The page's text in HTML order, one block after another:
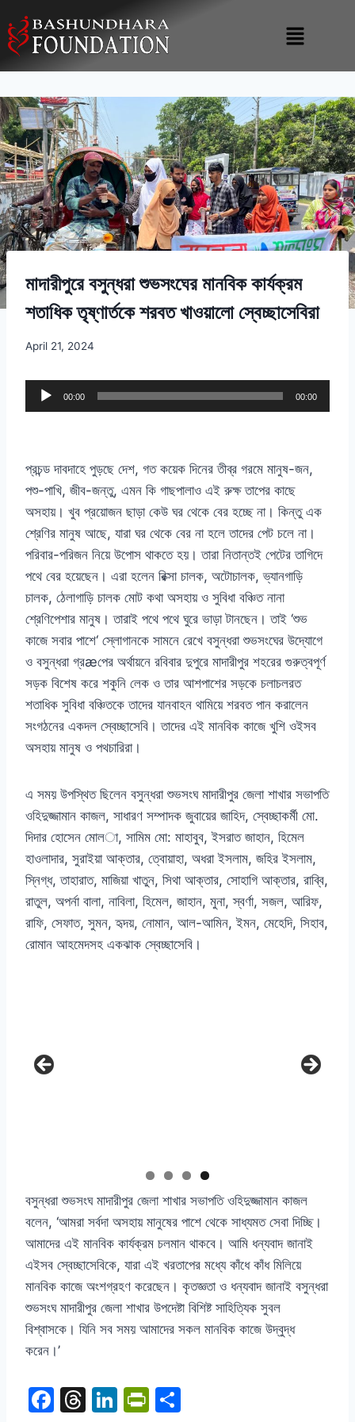
মাদারীপুরে বসুন্ধরা শুভসংঘের মানবিক কার্যক্রম
শতাধিক তৃষ্ণার্তকে শরবত খাওয়ালো স্বেচ্ছাসেবিরা
April 21, 2024
u
o
P
l
a
y
e
r
00:00 00:00
প্রচন্ড দাবদাহে পুড়ছে দেশ, গত কয়েক দিনের তীব্র গরমে মানুষ-জন,
পশু-পাখি, জীব-জন্তু, এমন কি গাছপালাও এই রুক্ষ তাপের কাছে
অসহায়। খুব প্রয়োজন ছাড়া কেউ ঘর থেকে বের হচ্ছে না। কিন্তু এক
শ্রেণির মানুষ আছে, যারা ঘর থেকে বের না হলে তাদের পেট চলে না।
পরিবার-পরিজন নিয়ে উপোস থাকতে হয়। তারা নিতান্তই পেটের তাগিদে
পথে বের হয়েছেন। এরা হলেন রিক্সা চালক, অটোচালক, ভ্যানগাড়ি
চালক, ঠেলাগাড়ি চালক মোট কথা অসহায় ও সুবিধা বঞ্চিত নানা
শ্রেণিপেশার মানুষ। তারাই পথে পথে ঘুরে ভাড়া টানছেন। তাই ‘শুভ
কাজে সবার পাশে‘ স্লোগানকে সামনে রেখে বসুন্ধরা শুভসংঘের উদ্যোগে
ও বসুন্ধরা গ্রæপের অর্থায়নে রবিবার দুপুরে মাদারীপুর শহরের গুরুত্বপূর্ণ
সড়ক বিশেষ করে শকুনি লেক ও তার আশপাশের সড়কে চলাচলরত
শতাধিক সুবিধা বঞ্চিতকে তাদের যানবাহন থামিয়ে শরবত পান করালেন
সংগঠনের একদল স্বেচ্ছাসেবি। তাদের এই মানবিক কাজে খুশি ওইসব
অসহায় মানুষ ও পথচারিরা।
এ সময় উপস্থিত ছিলেন বসুন্ধরা শুভসংঘ মাদারীপুর জেলা শাখার সভাপতি
ওহিদুজ্জামান কাজল, সাধারণ সম্পাদক জুবায়ের জাহিদ, স্বেচ্ছাকর্মী মো.
দিদার হোসেন মোল­া, সামিম মো: মাহাবুব, ইসরাত জাহান, হিমেল
হাওলাদার, সুরাইয়া আক্তার, ত্বোয়াহা, অধরা ইসলাম, জহির ইসলাম,
স্নিগ্ধ, তাহারাত, মাজিয়া খাতুন, সিথা আক্তার, সোহাগি আক্তার, রাব্বি,
রাতুল, অপর্না বালা, নাবিলা, হিমেল, জাহান, মুনা, স্বর্ণা, সজল, আরিফ,
রাফি, সেফাত, সুমন, হৃদয়, নোমান, আল-আমিন, ইমন, মেহেদি, সিহাব,
রোমান আহমেদসহ একঝাক স্বেচ্ছাসেবি।
বসুন্ধরা শুভসংঘ মাদারীপুর জেলা শাখার সভাপতি ওহিদুজ্জামান কাজল
বলেন, ‘আমরা সর্বদা অসহায় মানুষের পাশে থেকে সাধ্যমত সেবা দিচ্ছি।
আমাদের এই মানবিক কার্যক্রম চলমান থাকবে। আমি ধন্যবাদ জানাই
এইসব স্বেচ্ছাসেবিকে, যারা এই খরতাপের মধ্যে কাঁধে কাঁধ মিলিয়ে
মানবিক কাজে অংশগ্রহণ করেছেন। কৃতজ্ঞতা ও ধন্যবাদ জানাই বসুন্ধরা
শুভসংঘ মাদারীপুর জেলা শাখার উপদেষ্টা বিশিষ্ট সাহিত্যিক সুবল
বিশ্বাসকে। যিনি সব সময় আমাদের সকল মানবিক কাজে উদ্বুদ্ধ
করেন।’
F
T
Li Pr